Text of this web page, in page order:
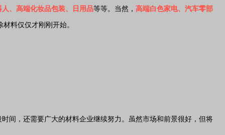
人、高端化妆品包装、日用品等等。当然， 高端白色家电、汽车零部
料仅仅才刚刚开始。
间，还需要广大的材料企业继续努力。虽然市场和前景很好，但将